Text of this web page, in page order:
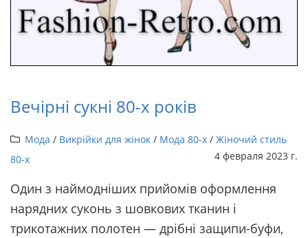
Вечірні сукні 80-х років
Мода / Викрійки для жінок/ Мода 80-х/ Жіночий стиль
80-х
4 февраля 2023 г.
Один з наймодніших прийомів оформлення
нарядних суконь з шовкових тканин і
трикотажних полотен — дрібні защипи-буфи,